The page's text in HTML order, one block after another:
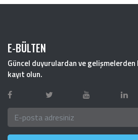
E-BÜLTEN
Güncel duyurulardan ve
kayıt olun.